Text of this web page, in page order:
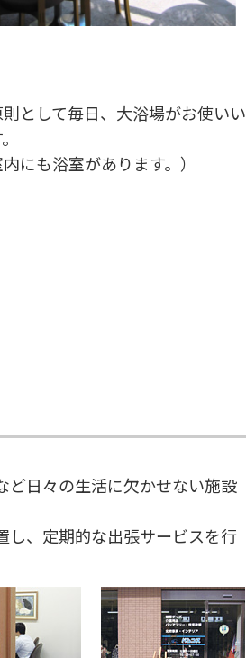
として毎日、大浴場がお使いい
にも浴室があります。）
ど日々の生活に欠かせない施設
し、定期的な出張サービスを行